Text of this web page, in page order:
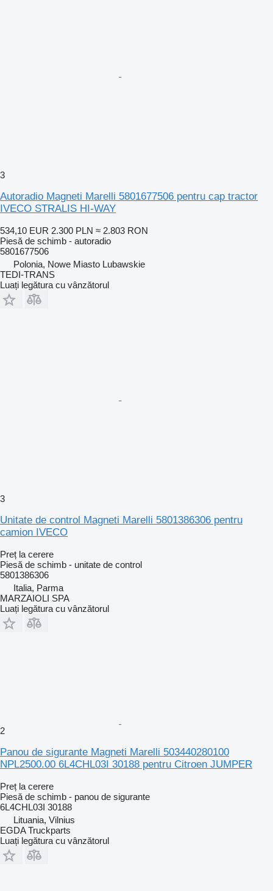
3
Autoradio Magneti Marelli 5801677506 pentru cap tractor
IVECO STRALIS HI-WAY
534,10 EUR 2.300 PLN ≈ 2.803 RON
Piesă de schimb - autoradio
5801677506
Polonia, Nowe Miasto Lubawskie
TEDI-TRANS
Luați legătura cu vânzătorul
3
Unitate de control Magneti Marelli 5801386306 pentru
camion IVECO
Preț la cerere
Piesă de schimb - unitate de control
5801386306
Italia, Parma
MARZAIOLI SPA
Luați legătura cu vânzătorul
2
Panou de sigurante Magneti Marelli 503440280100
NPL2500.00 6L4CHL03I 30188 pentru Citroen JUMPER
Preț la cerere
Piesă de schimb - panou de sigurante
6L4CHL03I 30188
Lituania, Vilnius
EGDA Truckparts
Luați legătura cu vânzătorul